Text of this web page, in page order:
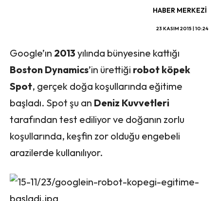
HABER MERKEZI
23 KASIM 2015 | 10:24
Google’ın 2013 yılında bünyesine kattığı
Boston Dynamics’in ürettiği robot köpek
Spot, gerçek doğa koşullarında eğitime
başladı. Spot şu an Deniz Kuvvetleri
tarafından test ediliyor ve doğanın zorlu
koşullarında, keşfin zor olduğu engebeli
arazilerde kullanılıyor.